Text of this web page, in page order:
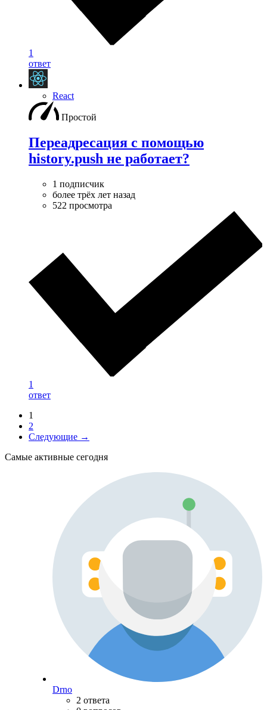
1
ответ
React
Простой
Переадресация с помощью
history.push не работает?
1 подписчик
более трёх лет назад
522 просмотра
1
ответ
1
2
Следующие →
Самые активные сегодня
Drno
2 ответа